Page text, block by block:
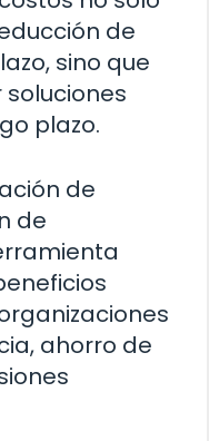
de
sino que
plazo.
de
de
ahorro de